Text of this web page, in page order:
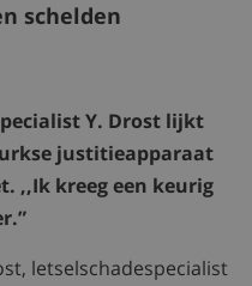
schelden
Y. Drost lijkt
justitieapparaat
,,Ik kreeg een keurig
letselschadespecialist